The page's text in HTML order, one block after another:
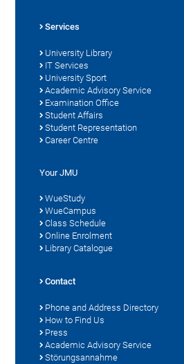
Services
University Library
IT Services
University Sport
Academic Advisory Service
Examination Office
Student Affairs
Student Representation
Career Centre
Your JMU
WueStudy
WueCampus
Class Schedule
Online Enrolment
Library Catalogue
Contact
Phone and Address Directory
How to Find Us
Press
Academic Advisory Service
Störungsannahme